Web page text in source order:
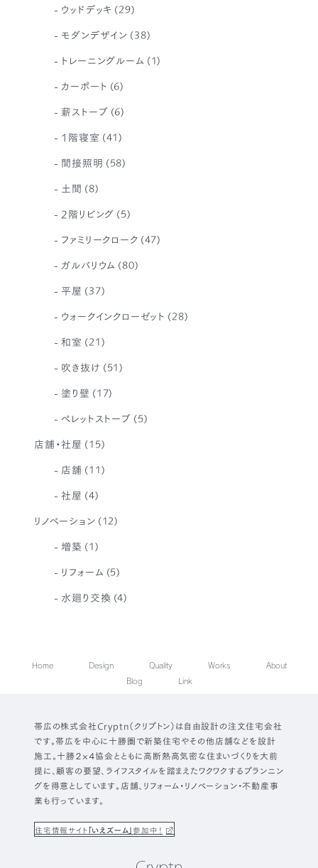
ウッドデッキ (29)
モダンデザイン (38)
トレーニングルーム (1)
カーポート (6)
薪ストーブ (6)
1階寝室 (41)
間接照明 (58)
土間 (8)
2階リビング (5)
ファミリークローク (47)
ガルバリウム (80)
平屋 (37)
ウォークインクローゼット (28)
和室 (21)
吹き抜け (51)
塗り壁 (17)
ペレットストーブ (5)
店舗・社屋 (15)
店舗 (11)
社屋 (4)
リノベーション (12)
増築 (1)
リフォーム (5)
水廻り交換 (4)
Home Design Quality Works
About
Blog
Link
帯広の株式会社Cryptn（クリプトン）は自由設計の注文住宅会社
です。帯広を中心に十勝圏で新築住宅やその他店舗などを設計
施工。十勝２×４協会とともに高断熱高気密な住まいづくりを大前
提に、顧客の要望、ライフスタイルを踏まえたワクワクするプランニン
グを得意としています。店舗、リフォーム・リノベーション・不動産事
業も行っています。
住宅情報サイト「いえズーム」参加中！